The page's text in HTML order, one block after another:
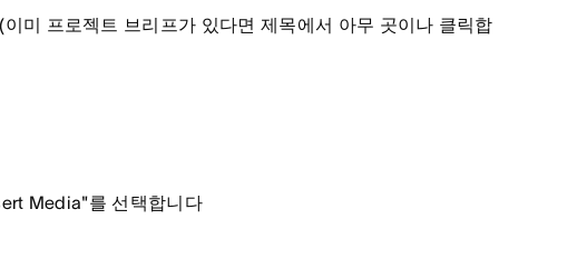
미 프로젝트 브리프가 있다면 제목에서 아무 곳이나 클릭합
Media"를 선택합니다